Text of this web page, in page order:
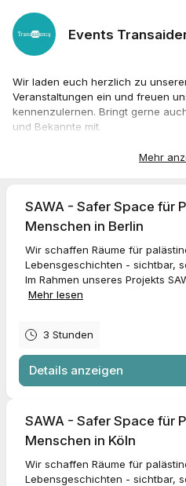
Events
Wir laden euch herzlich zu
Veranstaltungen ein und freuen
kennenzulernen. Bringt gerne
und Bekannte mit.
https://transaidency.org/#projects
Mehr
SAWA - Safer Space für
Menschen in Berlin
Wir schaffen Räume für
Lebensgeschichten - sichtbar,
Im Rahmen unseres Projekts
Mehr lesen
3 Stunden
Details anzeigen
SAWA - Safer Space für
Menschen in Köln
Wir schaffen Räume für
Lebensgeschichten - sichtbar,